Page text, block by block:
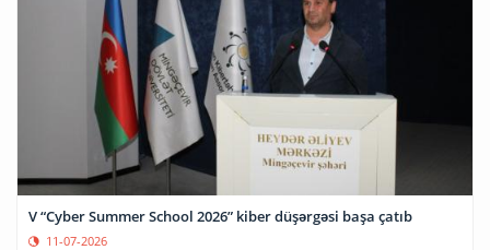
V “Cyber Summer School 2026” kiber düşərgəsi başa çatıb
11-07-2026